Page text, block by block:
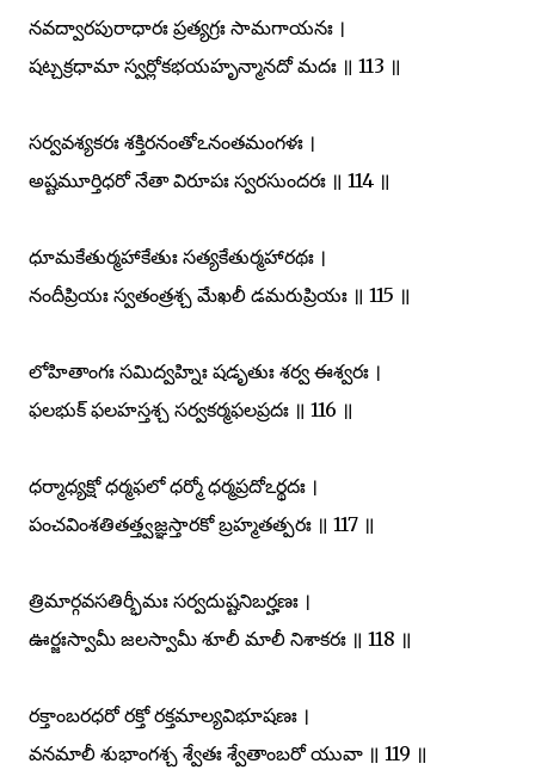
నవద్వారపురాధారః ప్రత్యగ్రః సామగాయనః ।
షట్చక్రధామా స్వర్లోకభయహృన్మానదో మదః ॥ 113 ॥
సర్వవశ్యకరః శక్తిరనంతోఽనంతమంగళః ।
అష్టమూర్తిధరో నేతా విరూపః స్వరసుందరః ॥ 114 ॥
ధూమకేతుర్మహాకేతుః సత్యకేతుర్మహారథః ।
నందీప్రియః స్వతంత్రశ్చ మేఖలీ డమరుప్రియః ॥ 115 ॥
లోహితాంగః సమిద్వహ్నిః షడృతుః శర్వ ఈశ్వరః ।
ఫలభుక్ ఫలహస్తశ్చ సర్వకర్మఫలప్రదః ॥ 116 ॥
ధర్మాధ్యక్షో ధర్మఫలో ధర్మో ధర్మప్రదోఽర్థదః ।
పంచవింశతితత్త్వజ్ఞస్తారకో బ్రహ్మతత్పరః ॥ 117 ॥
త్రిమార్గవసతిర్భీమః సర్వదుష్టనిబర్హణః ।
ఊర్జఃస్వామీ జలస్వామీ శూలీ మాలీ నిశాకరః ॥ 118 ॥
రక్తాంబరధరో రక్తో రక్తమాల్యవిభూషణః ।
వనమాలీ శుభాంగశ్చ శ్వేతః శ్వేతాంబరో యువా ॥ 119 ॥